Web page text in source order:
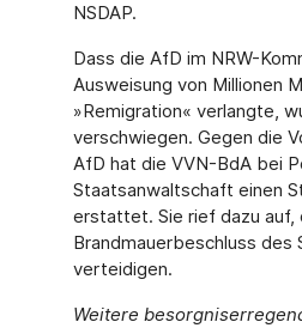
NSDAP.
Dass die AfD im NRW-
Ausweisung von Millionen
»Remigration« verlangte,
verschwiegen. Gegen die
AfD hat die VVN-BdA bei
Staatsanwaltschaft einen
erstattet. Sie rief dazu auf,
Brandmauerbeschluss des
verteidigen.
Weitere